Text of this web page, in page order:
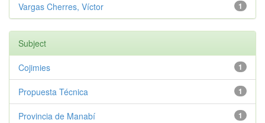
1
Vargas Cherres, Víctor
Subject
1
Cojimies
1
Propuesta Técnica
1
Provincia de Manabí